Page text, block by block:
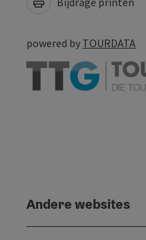
powered by TOURDATA
Andere websites